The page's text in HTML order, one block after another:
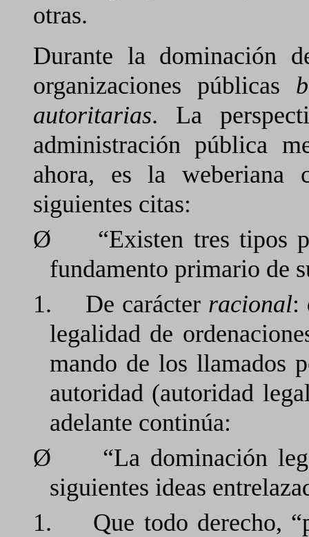
otras.
Durante la dominación
organizaciones públicas
autoritarias. La
administración pública
ahora, es la weberiana
siguientes citas:
Ø
“Existen tres tipos
fundamento primario de
1.
De carácter racional:
legalidad de
mando de los llamados
autoridad (autoridad
adelante continúa:
Ø
“La dominación
siguientes ideas
1.
Que todo derecho,